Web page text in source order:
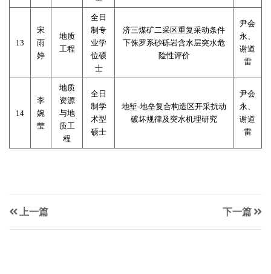
13
宋
雨
婷
地质
工程
全日
制专
业学
位硕
士
济三煤矿二采区重复采动条件
下侏罗系砂砾岩含水层突水危
险性评价
尹会
永、
谢道
雷
14
李
婉
莹
地质
资源
与地
质工
程
全日
制学
术型
硕士
地堑-地垒复合构造区开采扰动
破坏规律及突水机理研究
尹会
永、
谢道
雷
上一篇 下一篇